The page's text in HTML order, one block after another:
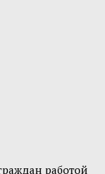
работой